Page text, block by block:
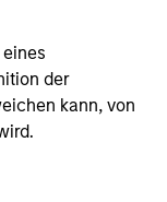
der
kann, von
von 60–
30% Fünf-
Gesamtrenditen
die Formel für
Jahres-Zeitraum